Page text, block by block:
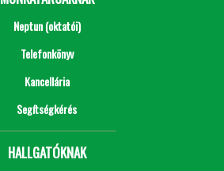
Neptun (oktatói)
Telefonkönyv
Kancellária
Segítségkérés
HALLGATÓKNAK